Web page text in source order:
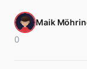
Maik
0